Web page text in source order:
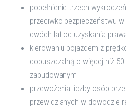
popełnienie trzech
przeciwko bezpieczeństwu
dwóch lat od uzyskania
kierowaniu pojazdem z
dopuszczalną o więcej niż
zabudowanym
przewożenia liczby osób
przewidzianych w dowodzie